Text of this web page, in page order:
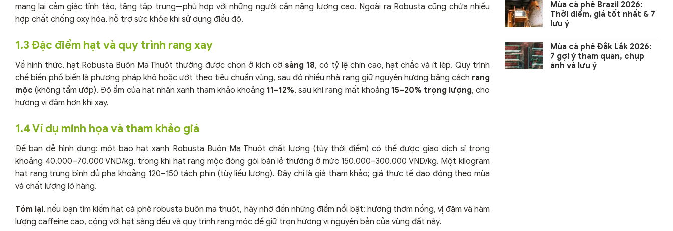
mang lại cảm giác tỉnh táo, tăng tập trung—phù hợp với những người cần năng lượng cao. Ngoài ra Robusta cũng chứa nhiều
hợp chất chống oxy hóa, hỗ trợ sức khỏe khi sử dụng điều độ.
1.3 Đặc điểm hạt và quy trình rang xay
Về hình thức, hạt Robusta Buôn Ma Thuột thường được chọn ở kích cỡ sàng 18, có tỷ lệ chín cao, hạt chắc và ít lép. Quy trình
chế biến phổ biến là phương pháp khô hoặc ướt theo tiêu chuẩn vùng, sau đó nhiều nhà rang giữ nguyên hương bằng cách rang
mộc (không tẩm ướp). Độ ẩm của hạt nhân xanh tham khảo khoảng11–12%, sau khi rang mất khoảng 15–20% trọng lượng, cho
hương vị đậm hơn khi xay.
1.4 Ví dụ minh họa và tham khảo giá
Để bạn dễ hình dung: một bao hạt xanh Robusta Buôn Ma Thuột chất lượng (tùy thời điểm) có thể được giao dịch sỉ trong
khoảng 40.000–70.000 VND/kg, trong khi hạt rang mộc đóng gói bán lẻ thường ở mức 150.000–300.000 VND/kg. Một kilogram
hạt rang trung bình đủ pha khoảng 120–150 tách phin (tùy liều lượng). Đây chỉ là giá tham khảo; giá thực tế dao động theo mùa
và chất lượng lô hàng.
Tóm lại, nếu bạn tìm kiếm hạt cà phê robusta buôn ma thuột, hãy nhớ đến những điểm nổi bật: hương thơm nồng, vị đậm và hàm
lượng caffeine cao, cộng với hạt sàng đều và quy trình rang mộc để giữ trọn hương vị nguyên bản của vùng đất này.
Mùa cà phê Brazil 2026:
Thời điểm, giá tốt nhất & 7
lưu ý
Mùa cà phê Đắk Lắk 2026:
7 gợi ý tham quan, chụp
ảnh và lưu ý